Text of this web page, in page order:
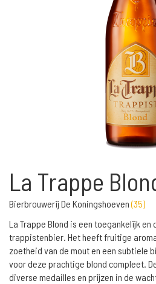
La Trappe
Bierbrouwerij De Koningshoeven(35)
La Trappe Blond is een toegankelijk
trappistenbier. Het heeft fruitige
zoetheid van de mout en een subtiele
voor deze prachtige blond compleet.
diverse medailles en prijzen in de